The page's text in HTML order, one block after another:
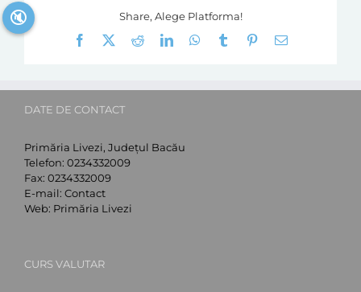
Share, Alege Platforma!
Facebook
RedditLinkedInWhatsApp
Tumblr Pinterest
E-
DATE DE CONTACT
Primăria Livezi, Județul Bacău
Telefon: 0234332009
Fax: 0234332009
E-mail: Contact
Web: Primăria Livezi
CURS VALUTAR
🔇